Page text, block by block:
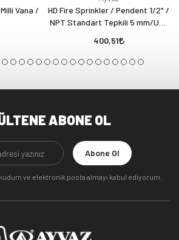
Vana /
HD Fire Sprinkler / Pendent 1/2" /
NPT Standart Tepkili 5 mm/UL-
400,51
ABONE OL
Abone Ol
ve elektronik posta almayı kabul ediyorum.